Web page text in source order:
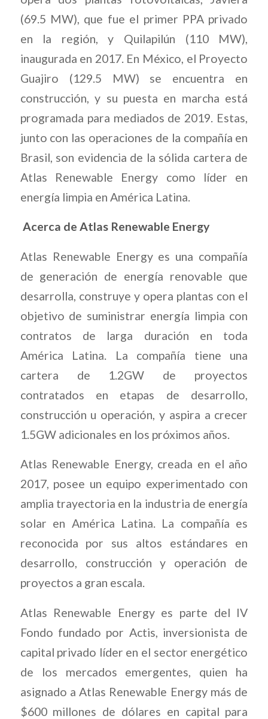
(69.5 MW), que fue el primer PPA privado
en la región, y Quilapilún (110 MW),
inaugurada en 2017. En México, el Proyecto
Guajiro (129.5 MW) se encuentra en
construcción, y su puesta en marcha está
programada para mediados de 2019. Estas,
junto con las operaciones de la compañía en
Brasil, son evidencia de la sólida cartera de
Atlas Renewable Energy como líder en
energía limpia en América Latina.
Acerca de Atlas Renewable Energy
Atlas Renewable Energy es una compañía
de generación de energía renovable que
desarrolla, construye y opera plantas con el
objetivo de suministrar energía limpia con
contratos de larga duración en toda
América Latina. La compañía tiene una
cartera de 1.2GW de proyectos
contratados en etapas de desarrollo,
construcción u operación, y aspira a crecer
1.5GW adicionales en los próximos años.
Atlas Renewable Energy, creada en el año
2017, posee un equipo experimentado con
amplia trayectoria en la industria de energía
solar en América Latina. La compañía es
reconocida por sus altos estándares en
desarrollo, construcción y operación de
proyectos a gran escala.
Atlas Renewable Energy es parte del IV
Fondo fundado por Actis, inversionista de
capital privado líder en el sector energético
de los mercados emergentes, quien ha
asignado a Atlas Renewable Energy más de
$600 millones de dólares en capital para